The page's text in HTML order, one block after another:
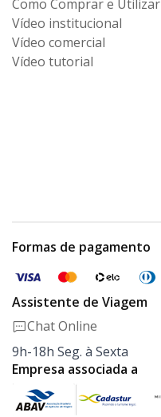
Como Comprar e Utilizar
Vídeo institucional
Vídeo comercial
Vídeo tutorial
Formas de pagamento
Assistente de Viagem
Chat Online
9h-18h Seg. à Sexta
Empresa associada a